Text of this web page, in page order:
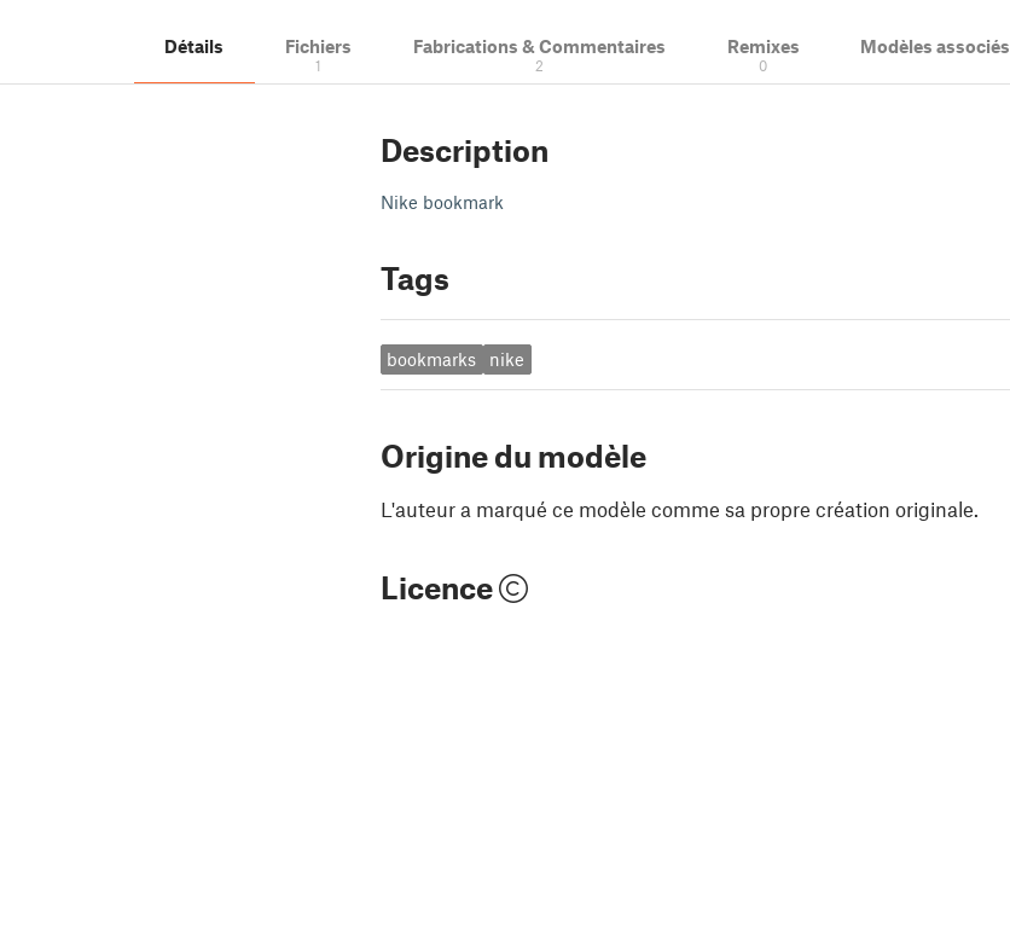
Détails Fichiers
1
Fabrications & Commentaires
2
Remixes
0
Modèles associés
Description
Nike bookmark
Tags
bookmarks nike
Origine du modèle
L'auteur a marqué ce modèle comme sa propre création originale.
Licence